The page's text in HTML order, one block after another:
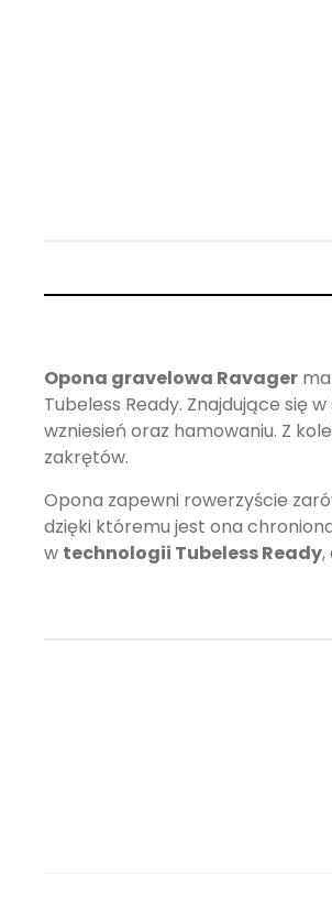
Opona gravelowa Ravager
Tubeless Ready. Znajdujące się
wzniesień oraz hamowaniu. Z
zakrętów.
Opona zapewni rowerzyście
dzięki któremu jest ona
w technologii Tubeless Ready,